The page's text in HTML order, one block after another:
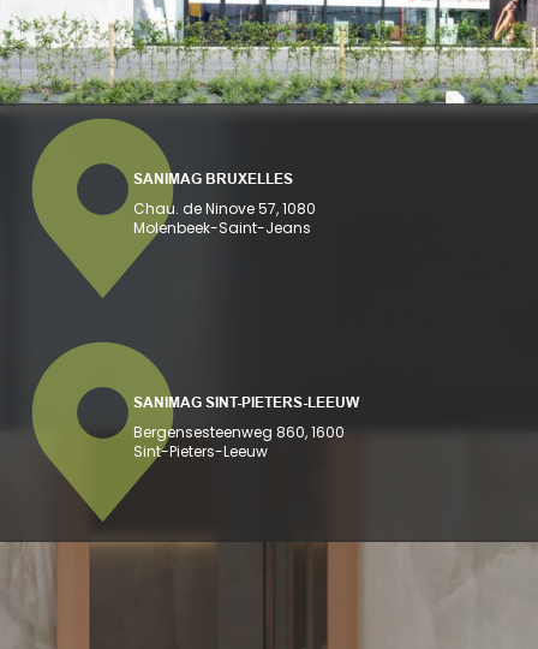
SANIMAG BRUXELLES
Chau. de Ninove 57, 1080
Molenbeek-Saint-Jeans
SANIMAG SINT-PIETERS-LEEUW
Bergensesteenweg 860, 1600
Sint-Pieters-Leeuw